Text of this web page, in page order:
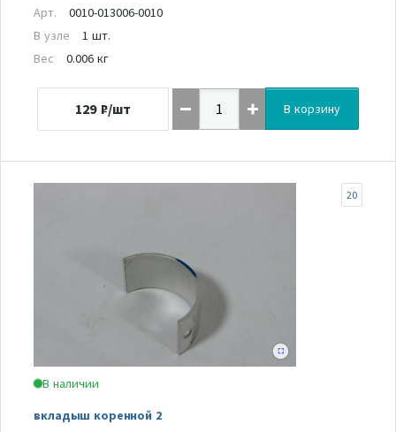
Арт.
0010-013006-0010
В узле
1 шт.
Вес
0.006 кг
129 ₽/шт В корзину
В наличии
вкладыш коренной 2
20